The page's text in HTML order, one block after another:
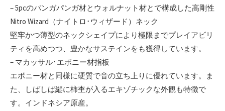
– 5pcのパンガパンガ材とウォルナット材とで構成した高剛性
Nitro Wizard（ナイトロ･ウィザード）ネック
堅牢かつ薄型のネックシェイプにより極限までプレイアビリ
ティを高めつつ、豊かなサステインをも獲得しています。
– マカッサル･エボニー材指板
エボニー材と同様に硬質で音の立ち上りに優れています。ま
た、しばしば縦に柿杢が入るエキゾチックな外観も特徴で
す。インドネシア原産。